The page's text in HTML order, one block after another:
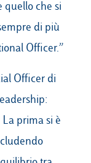
quello che si
di più
Officer.”
Officer di
prima si è